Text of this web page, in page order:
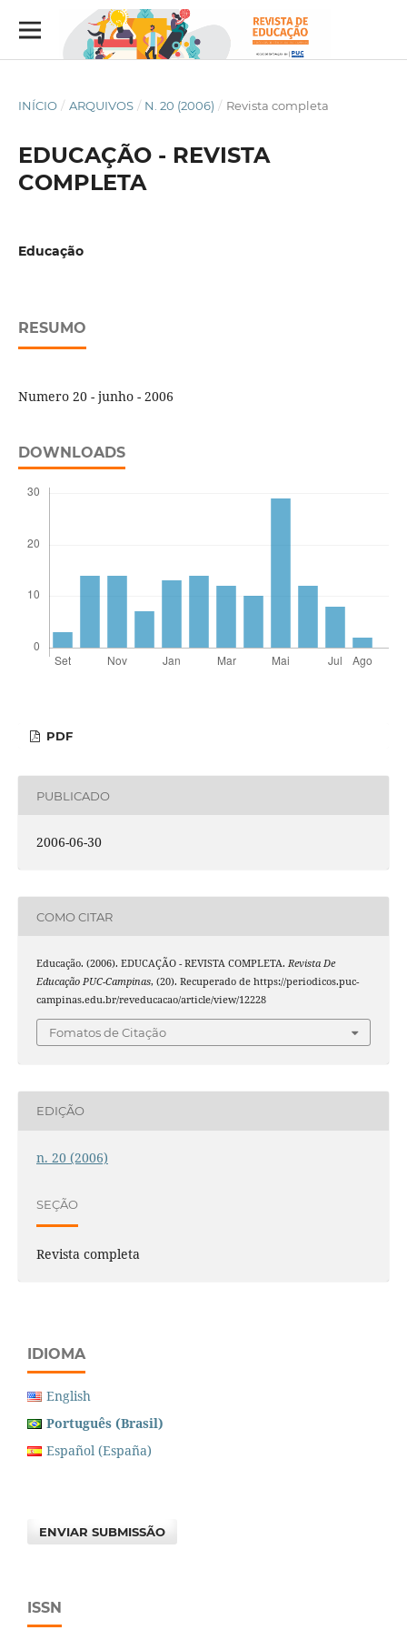
INÍCIO / ARQUIVOS / N. 20 (2006) / Revista completa
EDUCAÇÃO - REVISTA
COMPLETA
Educação
RESUMO
Numero 20 - junho - 2006
DOWNLOADS
PDF
PUBLICADO
2006-06-30
COMO CITAR
Educação. (2006). EDUCAÇÃO - REVISTA COMPLETA. Revista De
Educação PUC-Campinas, (20). Recuperado de https://periodicos.puc-
campinas.edu.br/reveducacao/article/view/12228
Fomatos de Citação
EDIÇÃO
n. 20 (2006)
SEÇÃO
Revista completa
IDIOMA
English
Português (Brasil)
Español (España)
ENVIAR SUBMISSÃO
ISSN